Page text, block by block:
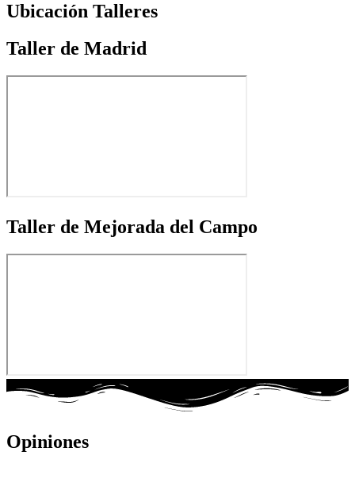
Ubicación Talleres
Taller de Madrid
Taller de Mejorada del Campo
Opiniones